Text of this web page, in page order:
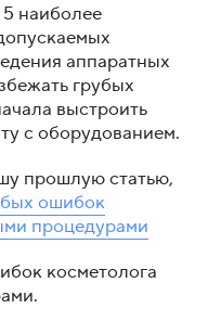
наиболее
аппаратных
грубых
выстроить
с оборудованием.
прошлую статью,
ошибок
процедурами
косметолога